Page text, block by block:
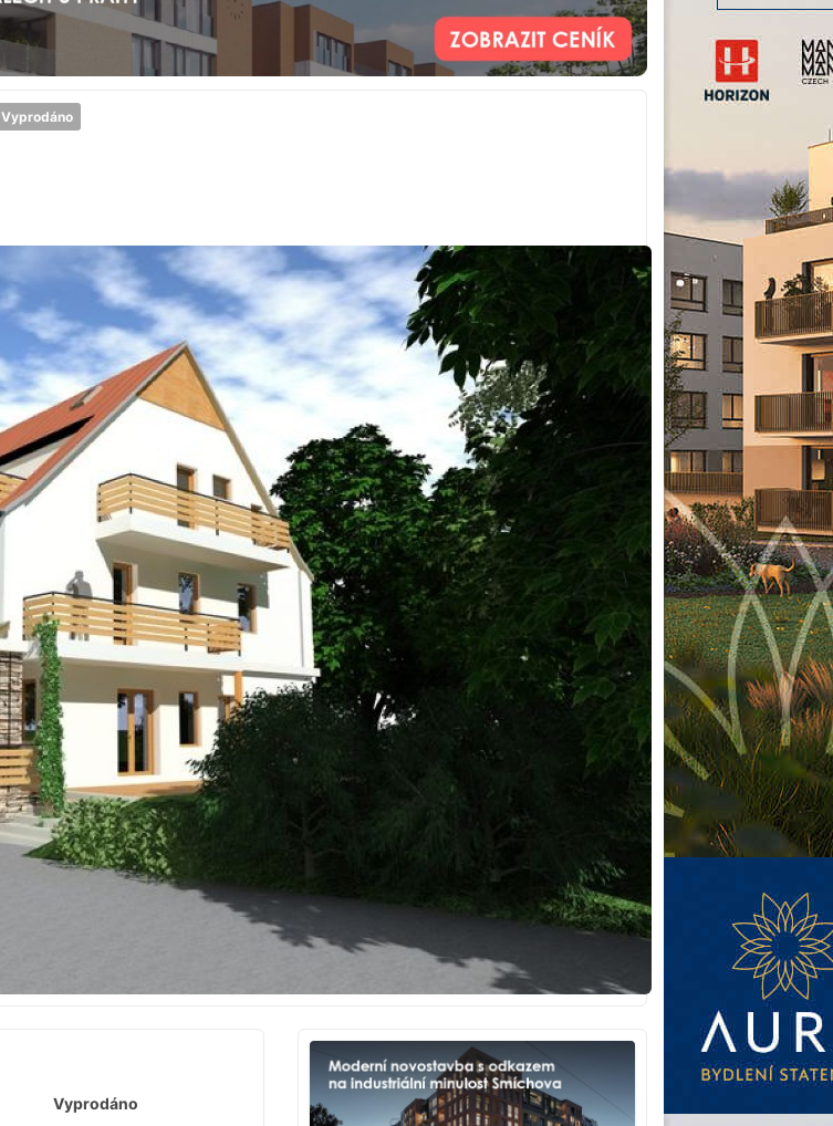
Vyprodáno
Vyprodáno